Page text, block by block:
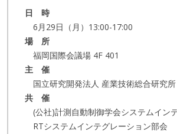
日 時
6月29日（月）13:00-17:00
場 所
福岡国際会議場 4F 401
主 催
国立研究開発法人 産業技術総合研究所
共 催
(公社)計測自動制御学会システムイン
RTシステムインテグレーション部会